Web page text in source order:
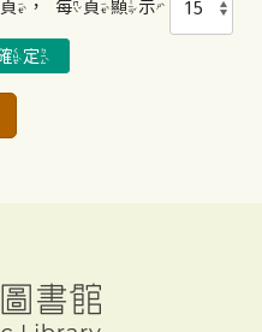
頁，每頁顯示